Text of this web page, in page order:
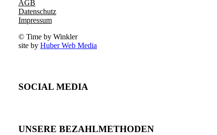
AGB
Datenschutz
Impressum
© Time by Winkler
site by Huber Web Media
SOCIAL MEDIA
UNSERE BEZAHLMETHODEN